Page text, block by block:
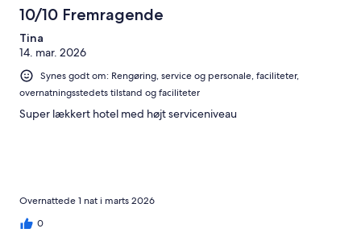
10/10 Fremragende
Tina
14. mar. 2026
Synes godt om: Rengøring, service og personale, faciliteter,
overnatningsstedets tilstand og faciliteter
Super lækkert hotel med højt serviceniveau
Overnattede 1 nat i marts 2026
0